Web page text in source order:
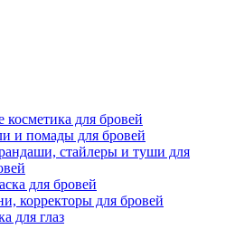
косметика для бровей
и помады для бровей
стайлеры и туши для
для бровей
корректоры для бровей
для глаз